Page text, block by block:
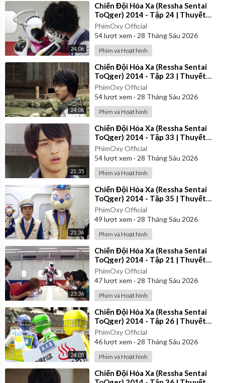
24:06
⁣Chiến Đội Hỏa Xa (Ressha Sentai
ToQger) 2014 - Tập 24 | Thuyết
Minh
PhimOxy Official
54lượt xem · 28 Tháng Sáu 2026
Phim và Hoạt hình
24:06
⁣Chiến Đội Hỏa Xa (Ressha Sentai
ToQger) 2014 - Tập 23 | Thuyết
Minh
PhimOxy Official
54lượt xem · 28 Tháng Sáu 2026
Phim và Hoạt hình
21:35
⁣Chiến Đội Hỏa Xa (Ressha Sentai
ToQger) 2014 - Tập 33 | Thuyết
Minh
PhimOxy Official
54lượt xem · 28 Tháng Sáu 2026
Phim và Hoạt hình
21:36
⁣Chiến Đội Hỏa Xa (Ressha Sentai
ToQger) 2014 - Tập 35 | Thuyết
Minh
PhimOxy Official
49 lượt xem · 28 Tháng Sáu 2026
Phim và Hoạt hình
23:36
⁣Chiến Đội Hỏa Xa (Ressha Sentai
ToQger) 2014 - Tập 21 | Thuyết
Minh
PhimOxy Official
47lượt xem · 28 Tháng Sáu 2026
Phim và Hoạt hình
24:05
⁣Chiến Đội Hỏa Xa (Ressha Sentai
ToQger) 2014 - Tập 26 | Thuyết
Minh
PhimOxy Official
46lượt xem · 28 Tháng Sáu 2026
Phim và Hoạt hình
⁣Chiến Đội Hỏa Xa (Ressha Sentai